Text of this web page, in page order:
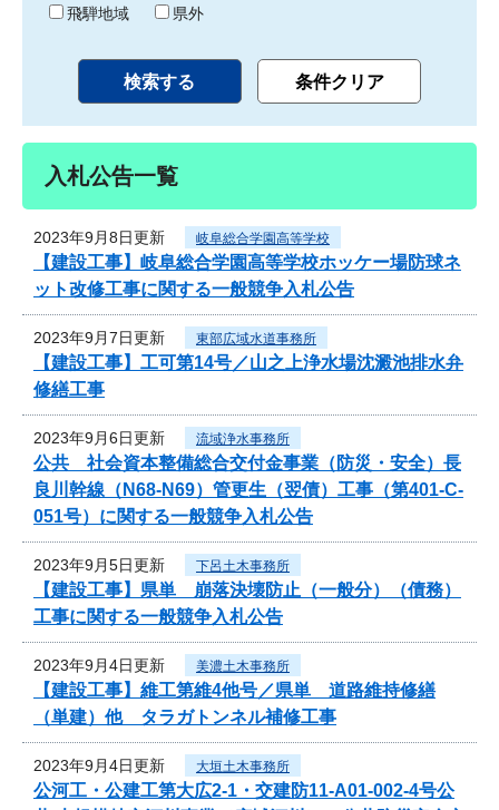
飛騨地域
県外
入札公告一覧
2023年9月8日更新 岐阜総合学園高等学校
【建設工事】岐阜総合学園高等学校ホッケー場防球ネ
ット改修工事に関する一般競争入札公告
2023年9月7日更新 東部広域水道事務所
【建設工事】工可第14号／山之上浄水場沈澱池排水弁
修繕工事
2023年9月6日更新 流域浄水事務所
公共 社会資本整備総合交付金事業（防災・安全）長
良川幹線（N68-N69）管更生（翌債）工事（第401-C-
051号）に関する一般競争入札公告
2023年9月5日更新 下呂土木事務所
【建設工事】県単 崩落決壊防止（一般分）（債務）
工事に関する一般競争入札公告
2023年9月4日更新 美濃土木事務所
【建設工事】維工第維4他号／県単 道路維持修繕
（単建）他 タラガトンネル補修工事
2023年9月4日更新 大垣土木事務所
公河工・公建工第大広2-1・交建防11-A01-002-4号公